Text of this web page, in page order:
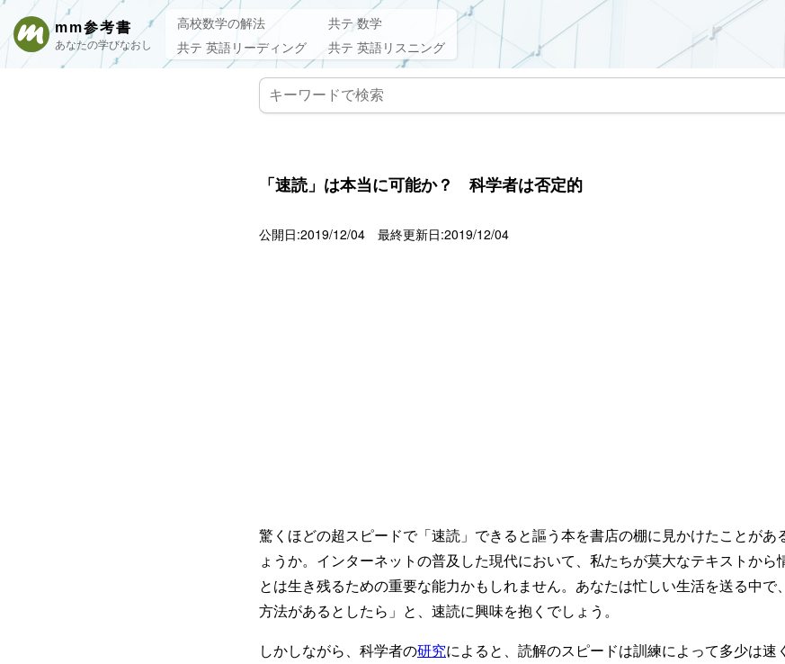
mm参考書
あなたの学びなおし
高校数学の解法
共テ 数学
共テ 英語リーディング
共テ 英語リスニング
「速読」は本当に可能か？ 科学者は否定的
公開日:2019/12/04 最終更新日:2019/12/04
驚くほどの超スピードで「速読」できると謳う本を書店の棚に見かけたことがあ
ょうか。インターネットの普及した現代において、私たちが莫大なテキストから
とは生き残るための重要な能力かもしれません。あなたは忙しい生活を送る中で
方法があるとしたら」と、速読に興味を抱くでしょう。
しかしながら、科学者の研究によると、読解のスピードは訓練によって多少は速